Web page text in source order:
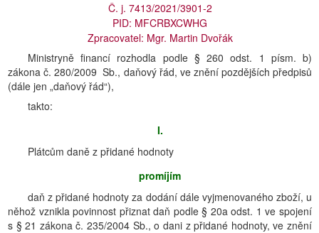
Č. j. 7413/2021/3901-2
PID: MFCRBXCWHG
Zpracovatel: Mgr. Martin Dvořák
Ministryně financí rozhodla podle § 260 odst. 1 písm. b)
zákona č. 280/2009 Sb., daňový řád, ve znění pozdějších předpisů
(dále jen „daňový řád“),
takto:
I.
Plátcům daně z přidané hodnoty
promíjím
daň z přidané hodnoty za dodání dále vyjmenovaného zboží, u
něhož vznikla povinnost přiznat daň podle § 20a odst. 1 ve spojení
s § 21 zákona č. 235/2004 Sb., o dani z přidané hodnoty, ve znění